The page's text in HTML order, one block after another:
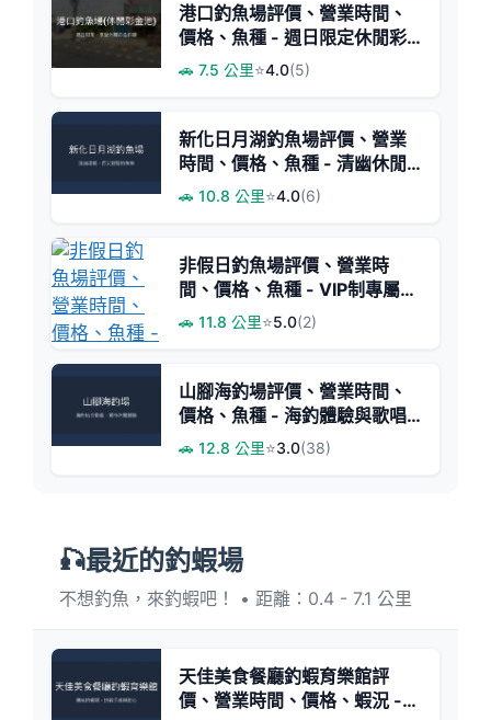
港口釣魚場評價、營業時間、
價格、魚種 - 週日限定休閒彩
金池
🚗 7.5 公里⭐4.0(5)
新化日月湖釣魚場評價、營業
時間、價格、魚種 - 清幽休閒
釣場
🚗 10.8 公里⭐4.0(6)
非假日釣魚場評價、營業時
間、價格、魚種 - VIP制專屬釣
魚體驗
🚗 11.8 公里⭐5.0(2)
山腳海釣場評價、營業時間、
價格、魚種 - 海釣體驗與歌唱
休閒結合
🚗 12.8 公里⭐3.0(38)
🎣最近的釣蝦場
不想釣魚，來釣蝦吧！ • 距離：0.4 - 7.1 公里
天佳美食餐廳釣蝦育樂館評
價、營業時間、價格、蝦況 -